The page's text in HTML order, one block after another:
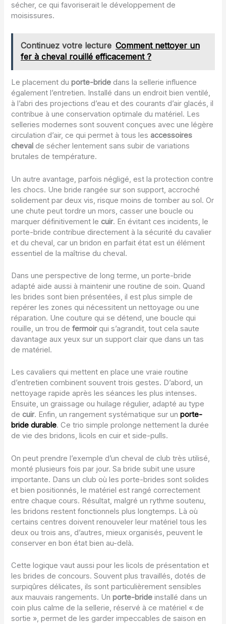
sécher, ce qui favoriserait le développement de
moisissures.
Continuez votre lecture Comment nettoyer un
fer à cheval rouillé efficacement ?
Le placement duporte-bride dans la sellerie influence
également l’entretien. Installé dans un endroit bien ventilé,
à l’abri des projections d’eau et des courants d’air glacés, il
contribue à une conservation optimale du matériel. Les
selleries modernes sont souvent conçues avec une légère
circulation d’air, ce qui permet à tous lesaccessoires
cheval de sécher lentement sans subir de variations
brutales de température.
Un autre avantage, parfois négligé, est la protection contre
les chocs. Une bride rangée sur son support, accroché
solidement par deux vis, risque moins de tomber au sol. Or
une chute peut tordre un mors, casser une boucle ou
marquer définitivement lecuir. En évitant ces incidents, le
porte-bride contribue directement à la sécurité du cavalier
et du cheval, car un bridon en parfait état est un élément
essentiel de la maîtrise du cheval.
Dans une perspective de long terme, un porte-bride
adapté aide aussi à maintenir une routine de soin. Quand
les brides sont bien présentées, il est plus simple de
repérer les zones qui nécessitent un nettoyage ou une
réparation. Une couture qui se détend, une boucle qui
rouille, un trou defermoirqui s’agrandit, tout cela saute
davantage aux yeux sur un support clair que dans un tas
de matériel.
Les cavaliers qui mettent en place une vraie routine
d’entretien combinent souvent trois gestes. D’abord, un
nettoyage rapide après les séances les plus intenses.
Ensuite, un graissage ou huilage régulier, adapté au type
decuir. Enfin, un rangement systématique sur unporte-
bride durable. Ce trio simple prolonge nettement la durée
de vie des bridons, licols en cuir et side-pulls.
On peut prendre l’exemple d’un cheval de club très utilisé,
monté plusieurs fois par jour. Sa bride subit une usure
importante. Dans un club où les porte-brides sont solides
et bien positionnés, le matériel est rangé correctement
entre chaque cours. Résultat, malgré un rythme soutenu,
les bridons restent fonctionnels plus longtemps. Là où
certains centres doivent renouveler leur matériel tous les
deux ou trois ans, d’autres, mieux organisés, peuvent le
conserver en bon état bien au-delà.
Cette logique vaut aussi pour les licols de présentation et
les brides de concours. Souvent plus travaillés, dotés de
surpiqûres délicates, ils sont particulièrement sensibles
aux mauvais rangements. Unporte-bride installé dans un
coin plus calme de la sellerie, réservé à ce matériel « de
sortie », permet de les garder impeccables de saison en